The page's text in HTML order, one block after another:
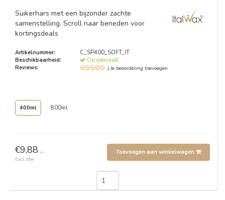
Suikerhars met een bijzonder zachte
samenstelling. Scroll naar beneden voor
kortingsdeals
Artikelnummer:
C_SP400_SOFT_IT
Beschikbaarheid:
Op voorraad
Reviews:
| Je beoordeling toevoegen
400ml 800ml
€9,88 .
Excl. btw
Toevoegen aan winkelwagen